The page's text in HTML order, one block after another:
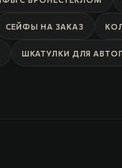
СЕЙФЫ НА ЗАКАЗ
ШКАТУЛКИ ДЛЯ